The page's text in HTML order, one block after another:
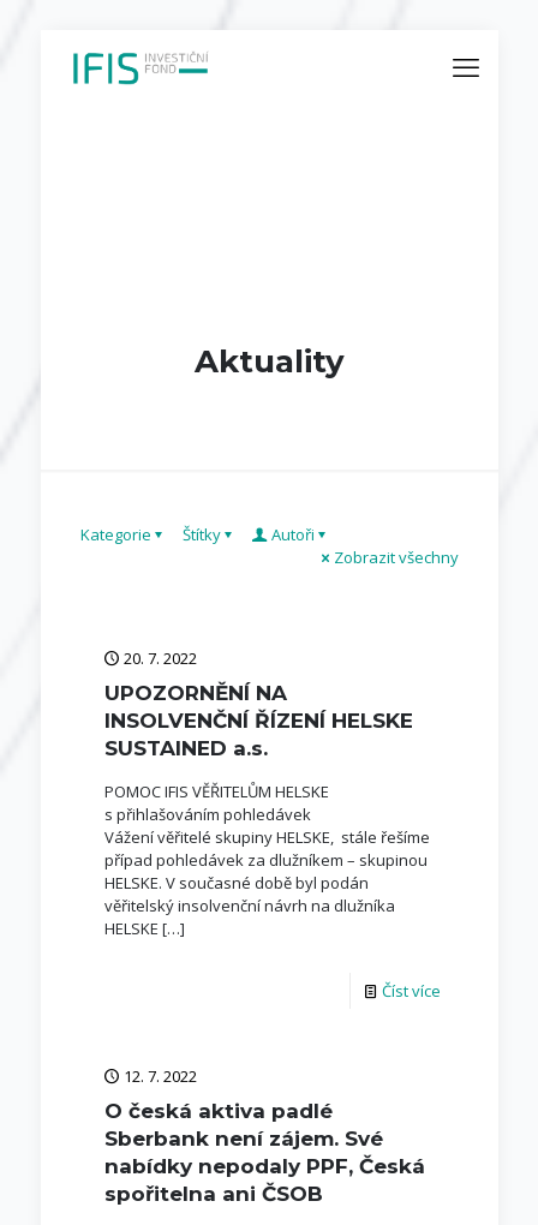
Aktuality
Kategorie Štítky
Autoři
Zobrazit všechny
20. 7. 2022
UPOZORNĚNÍ NA
INSOLVENČNÍ ŘÍZENÍ HELSKE
SUSTAINED a.s.
POMOC IFIS VĚŘITELŮM HELSKE
s přihlašováním pohledávek
Vážení věřitelé skupiny HELSKE, stále řešíme
případ pohledávek za dlužníkem – skupinou
HELSKE. V současné době byl podán
věřitelský insolvenční návrh na dlužníka
HELSKE […]
Číst více
12. 7. 2022
O česká aktiva padlé
Sberbank není zájem. Své
nabídky nepodaly PPF, Česká
spořitelna ani ČSOB